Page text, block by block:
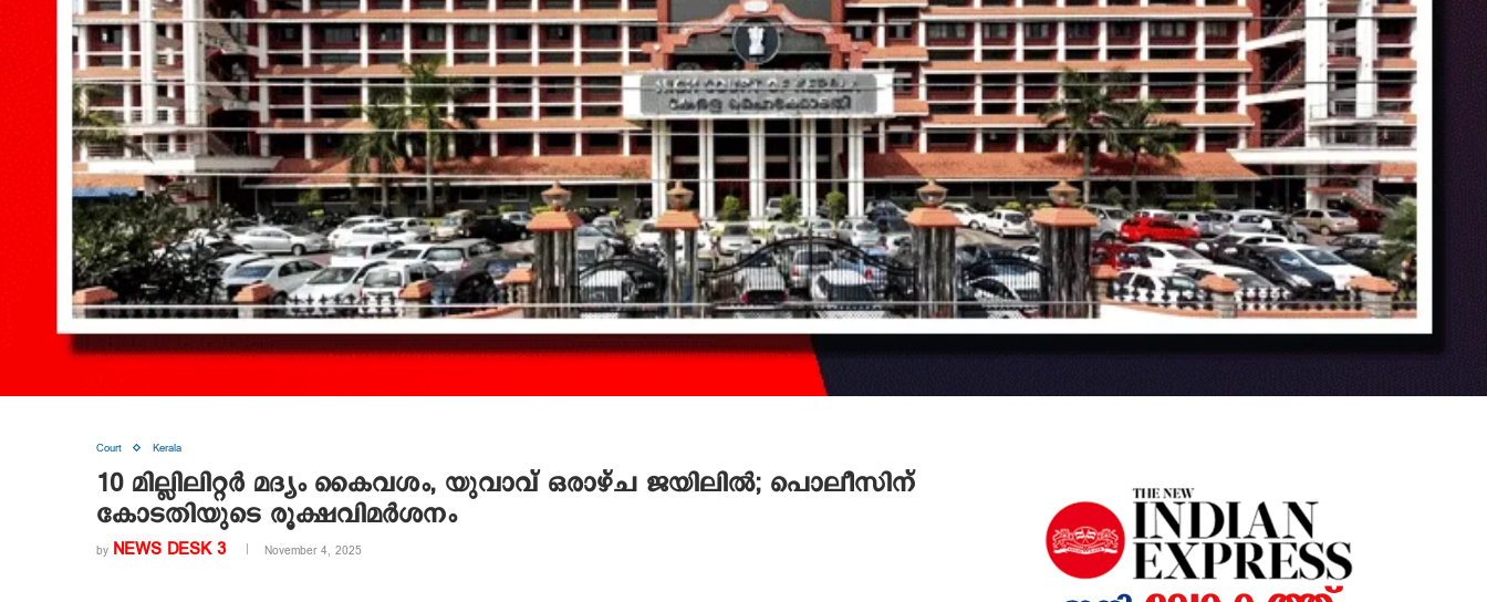
Court Kerala
10 മില്ലിലിറ്റർ മദ്യം കൈവശം, യുവാവ് ഒരാഴ്ച ജയിലിൽ; പൊലീസിന്
കോടതിയുടെ രൂക്ഷവിമർശനം
by NEWS DESK 3 November 4, 2025